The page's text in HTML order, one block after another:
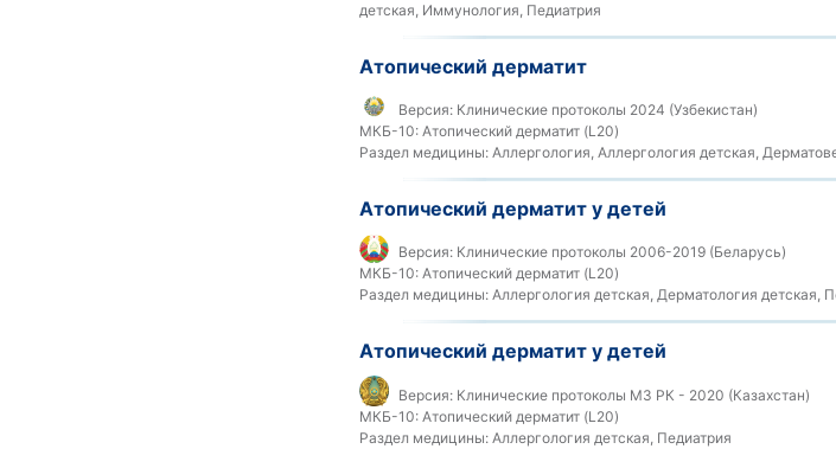
детская, Иммунология, Педиатрия
Атопический дерматит
Версия: Клинические протоколы 2024 (Узбекистан)
МКБ-10: Атопический дерматит (L20)
Раздел медицины: Аллергология, Аллергология детская,
Атопический дерматит у детей
Версия: Клинические протоколы 2006-2019 (Беларусь)
МКБ-10: Атопический дерматит (L20)
Раздел медицины: Аллергология детская, Дерматология детская,
Атопический дерматит у детей
Версия: Клинические протоколы МЗ РК - 2020 (Казахстан)
МКБ-10: Атопический дерматит (L20)
Раздел медицины: Аллергология детская, Педиатрия